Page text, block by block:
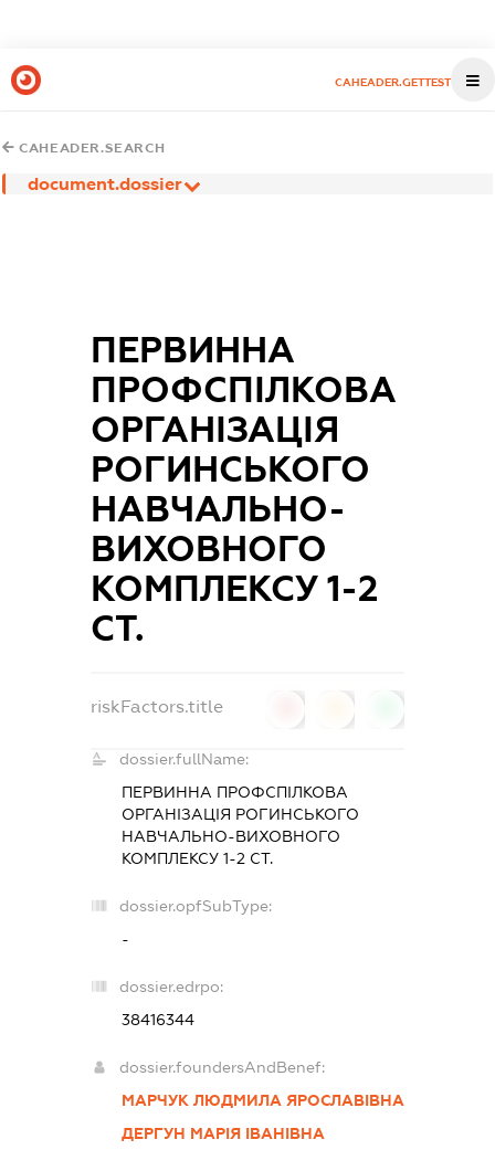
CAHEADER.GETTEST
CAHEADER.SEARCH
document.dossier
ПЕРВИННА
ПРОФСПІЛКОВА
ОРГАНІЗАЦІЯ
РОГИНСЬКОГО
НАВЧАЛЬНО-
ВИХОВНОГО
КОМПЛЕКСУ 1-2
СТ.
riskFactors.title
dossier.fullName:
ПЕРВИННА ПРОФСПІЛКОВА
ОРГАНІЗАЦІЯ РОГИНСЬКОГО
НАВЧАЛЬНО-ВИХОВНОГО
КОМПЛЕКСУ 1-2 СТ.
dossier.opfSubType:
-
dossier.edrpo:
38416344
dossier.foundersAndBenef:
МАРЧУК ЛЮДМИЛА ЯРОСЛАВІВНА
ДЕРГУН МАРІЯ ІВАНІВНА